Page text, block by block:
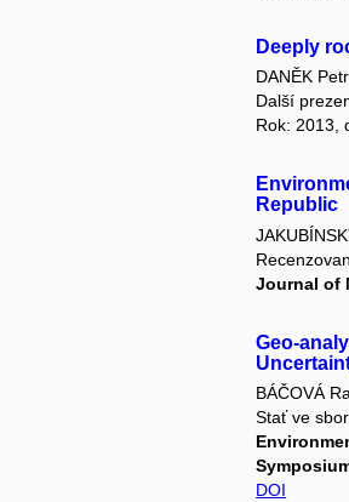
Deeply
DANĚK Petr
Další
Rok: 2013,
Republic
Journal of
Geo-
BÁČOVÁ
Stať ve
DOI